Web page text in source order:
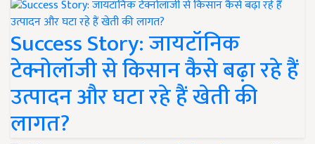
Success Story: जायटॉनिक
टेक्नोलॉजी से किसान कैसे बढ़ा रहे हैं
उत्पादन और घटा रहे हैं खेती की
लागत?